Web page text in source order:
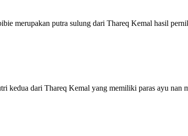
merupakan putra sulung dari Thareq Kemal hasil
dari Thareq Kemal yang memiliki paras ayu nan